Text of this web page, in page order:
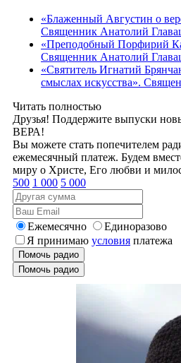
«Блаженный Августин о
Священник Анатолий
«Преподобный Порфирий
Священник Анатолий
«Святитель Игнатий
смыслах искусства».
Читать полностью
Друзья! Поддержите выпуски
ВЕРА!
Вы можете стать попечителем
ежемесячный платеж. Будем
миру о Христе, Его любви и
500 1 000 5 000
Ежемесячно
Единоразово
Я принимаю условия платежа
Помочь радио
Помочь радио